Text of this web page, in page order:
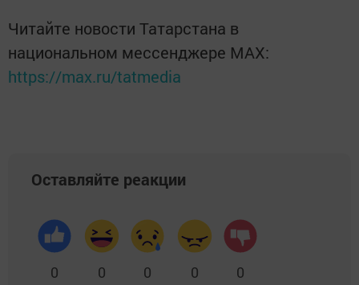
Читайте новости Татарстана в
национальном мессенджере MАХ:
https://max.ru/tatmedia
Оставляйте реакции
0 0 0 0 0